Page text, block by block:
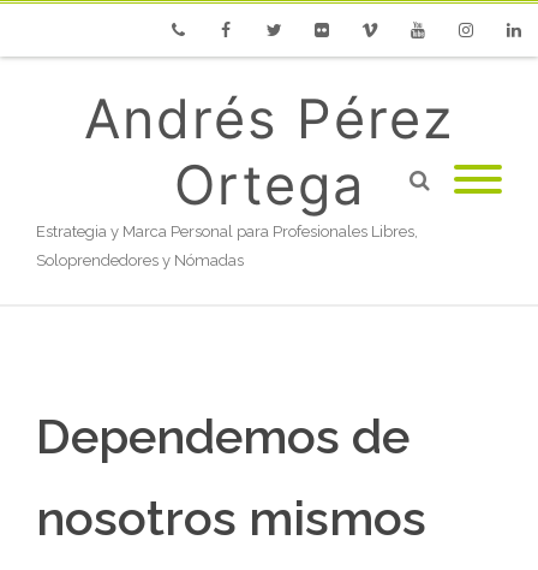
Andrés Pérez
Ortega
Estrategia y Marca Personal para Profesionales Libres,
Soloprendedores y Nómadas
Dependemos de
nosotros mismos